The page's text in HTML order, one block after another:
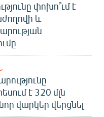
փոխո՞ւմ է
և
է 320 մլն
վարկեր վերցնել